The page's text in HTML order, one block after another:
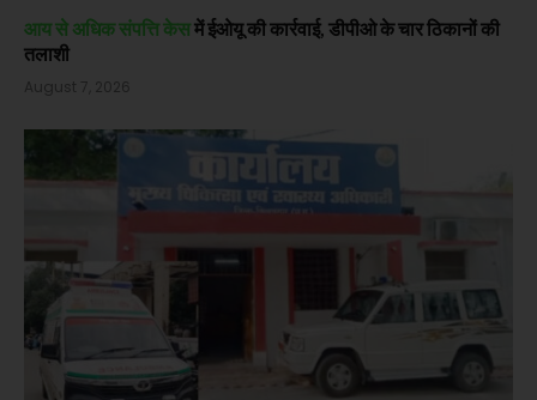
आय से अधिक संपत्ति केसमें ईओयू की कार्रवाई, डीपीओ के चार ठिकानों की
तलाशी
August 7, 2026